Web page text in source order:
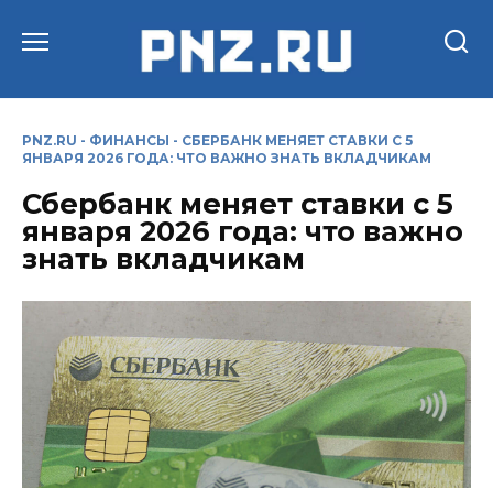
PNZ.RU - ФИНАНСЫ - СБЕРБАНК МЕНЯЕТ СТАВКИ С 5
ЯНВАРЯ 2026 ГОДА: ЧТО ВАЖНО ЗНАТЬ ВКЛАДЧИКАМ
Сбербанк меняет ставки с 5
января 2026 года: что важно
знать вкладчикам